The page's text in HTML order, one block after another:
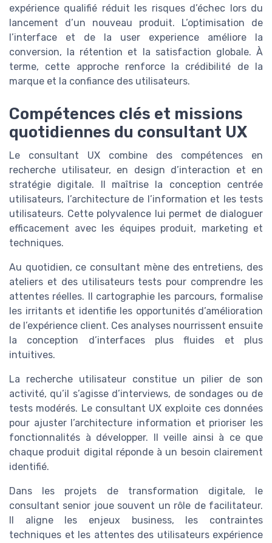
expérience qualifié réduit les risques d’échec lors du
lancement d’un nouveau produit. L’optimisation de
l’interface et de la user experience améliore la
conversion, la rétention et la satisfaction globale. À
terme, cette approche renforce la crédibilité de la
marque et la confiance des utilisateurs.
Compétences clés et missions
quotidiennes du consultant UX
Le consultant UX combine des compétences en
recherche utilisateur, en design d’interaction et en
stratégie digitale. Il maîtrise la conception centrée
utilisateurs, l’architecture de l’information et les tests
utilisateurs. Cette polyvalence lui permet de dialoguer
efficacement avec les équipes produit, marketing et
techniques.
Au quotidien, ce consultant mène des entretiens, des
ateliers et des utilisateurs tests pour comprendre les
attentes réelles. Il cartographie les parcours, formalise
les irritants et identifie les opportunités d’amélioration
de l’expérience client. Ces analyses nourrissent ensuite
la conception d’interfaces plus fluides et plus
intuitives.
La recherche utilisateur constitue un pilier de son
activité, qu’il s’agisse d’interviews, de sondages ou de
tests modérés. Le consultant UX exploite ces données
pour ajuster l’architecture information et prioriser les
fonctionnalités à développer. Il veille ainsi à ce que
chaque produit digital réponde à un besoin clairement
identifié.
Dans les projets de transformation digitale, le
consultant senior joue souvent un rôle de facilitateur.
Il aligne les enjeux business, les contraintes
techniques et les attentes des utilisateurs expérience